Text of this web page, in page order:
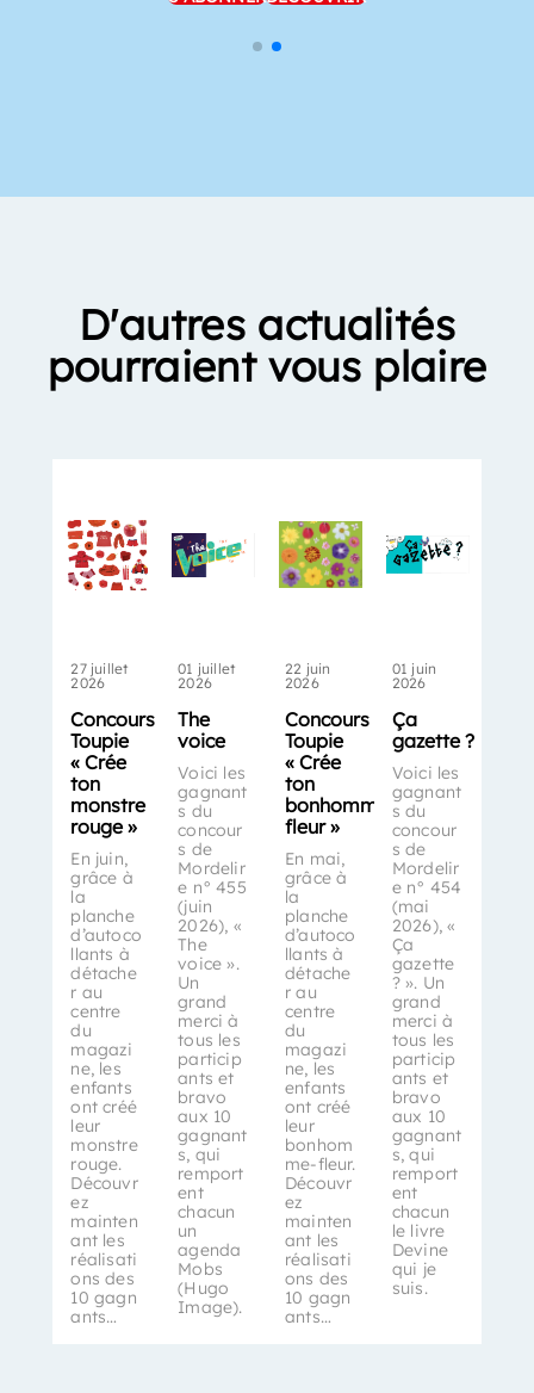
D'autres actualités
pourraient vous plaire
27 juillet
2026
Concours
Toupie
« Crée
ton
monstre
rouge »
En juin,
grâce à
la
planche
d’autoco
llants à
détache
r au
centre
du
magazi
ne, les
enfants
ont créé
leur
monstre
rouge.
Découvr
ez
mainten
ant les
réalisati
ons des
10 gagn
ants…
01 juillet
2026
The
voice
Voici les
gagnant
s du
concour
s de
Mordelir
e n° 455
(juin
2026), «
The
voice ».
Un
grand
merci à
tous les
particip
ants et
bravo
aux 10
gagnant
s, qui
remport
ent
chacun
un
agenda
Mobs
(Hugo
Image).
22 juin
2026
Concours
Toupie
« Crée
ton
bonhomme-
fleur »
En mai,
grâce à
la
planche
d’autoco
llants à
détache
r au
centre
du
magazi
ne, les
enfants
ont créé
leur
bonhom
me-fleur.
Découvr
ez
mainten
ant les
réalisati
ons des
10 gagn
ants…
01 juin
2026
Ça
gazette ?
Voici les
gagnant
s du
concour
s de
Mordelir
e n° 454
(mai
2026), «
Ça
gazette
? ». Un
grand
merci à
tous les
particip
ants et
bravo
aux 10
gagnant
s, qui
remport
ent
chacun
le livre
Devine
qui je
suis.